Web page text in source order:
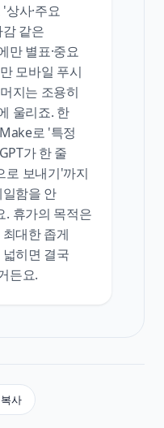
사·주요
같은
만 별표·중요
모바일 푸시
지는 조용히
울리죠. 한
로 '특정
가 한 줄
로 보내기'까지
함을 안
. 휴가의 목적은
대한 좁게
히면 결국
든요.
사